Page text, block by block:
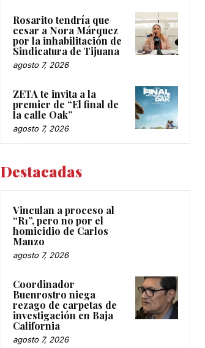
Rosarito tendría que
cesar a Nora Márquez
por la inhabilitación de
Sindicatura de Tijuana
agosto 7, 2026
ZETA te invita a la
premier de “El final de
la calle Oak”
agosto 7, 2026
Destacadas
Vinculan a proceso al
“R1”, pero no por el
homicidio de Carlos
Manzo
agosto 7, 2026
Coordinador
Buenrostro niega
rezago de carpetas de
investigación en Baja
California
agosto 7, 2026